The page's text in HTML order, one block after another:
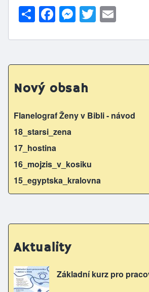
S
h
ar
e
F
a
c
e
b
o
o
k
M
e
s
s
e
n
g
er
T
w
itt
er
ai
l
Nový obsah
Flanelograf Ženy v Bibli - návod
18_starsi_zena
17_hostina
16_mojzis_v_kosiku
15_egyptska_kralovna
Aktuality
Základní kurz pro